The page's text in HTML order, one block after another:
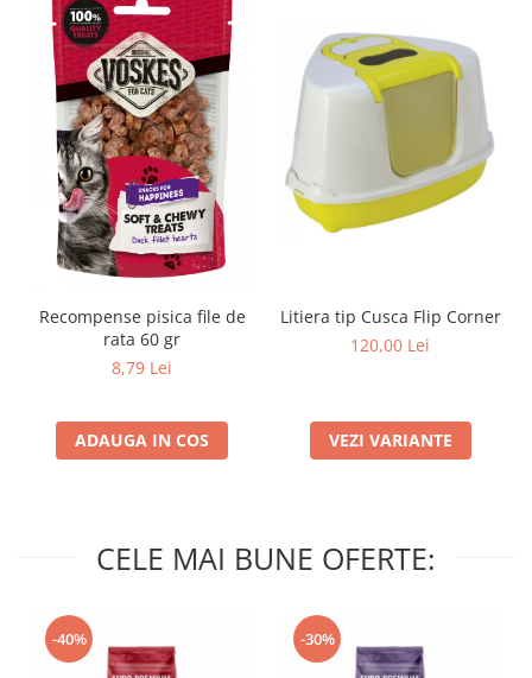
Recompense pisica file de
rata 60 gr
8,79 Lei
ADAUGA IN COS
Litiera tip Cusca Flip Corner
120,00 Lei
VEZI VARIANTE
CELE MAI BUNE OFERTE:
-40% -30%